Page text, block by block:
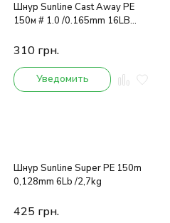
Шнур Sunline Cast Away PE
150м # 1.0 /0.165mm 16LB
310 грн.
Уведомить
Шнур Sunline Super PE 150m
0,128mm 6Lb /2,7kg
425 грн.